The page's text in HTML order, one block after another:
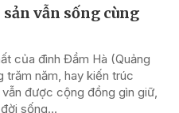
vẫn sống cùng
của đình Đầm Hà (Quảng
trăm năm, hay kiến trúc
được cộng đồng gìn giữ,
sống...